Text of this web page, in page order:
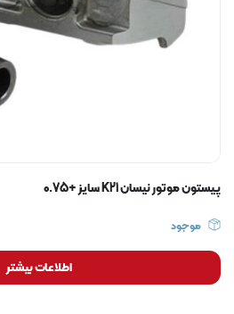
پیستون موتور نیسان K21 سایز +0.75
موجود
اطلاعات بیشتر